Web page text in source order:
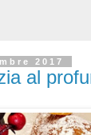
2017
al